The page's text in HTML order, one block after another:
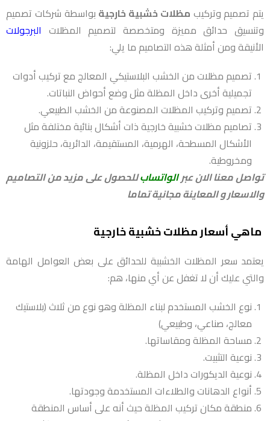
يتم تصميم وتركيب مظلات خشبية خارجية بواسطة شركات تصميم
وتنسيق حدائق مميزة ومتخصصة لتصميم المظلات البرجولات
الأنيقة ومن أمثلة هذه التصاميم ما يلي:
تصميم مظلات من الخشب البلاستيكي المعالج مع تركيب أدوات
تجميلية أخرى داخل المظلة مثل وضع أحواض النباتات.
تصميم وتركيب المظلات المصنوعة من الخشب الطبيعي.
تصاميم مظلات خشبية خارجية ذات أشكال بنائية مختلفة مثل
الأشكال المسطحة، الهرمية، المستقيمة، الدائرية، حلزونية
ومخروطية.
تواصل معنا الان عبرالواتسابللحصول على مزيد من التصاميم
والاسعار و المعاينة مجانية تماما
ماهي أسعار مظلات خشبية خارجية
يعتمد سعر المظلات الخشبية للحدائق على بعض العوامل الهامة
والتي عليك أن لا تغفل عن أي منها، هم:
نوع الخشب المستخدم لبناء المظلة وهو نوع من ثلاث (بلاستيك
معالج، صناعي، وطبيعي)
مساحة المظلة ومقاساتها.
نوعية التثبيت.
نوعية الديكورات داخل المظلة.
أنواع الدهانات والطلاءات المستخدمة وجودتها.
منطقة مكان تركيب المظلة حيث أنه على أساس المنطقة